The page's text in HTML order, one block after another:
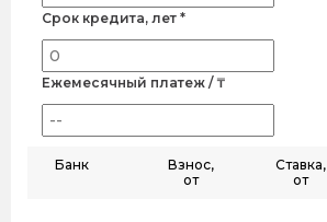
Срок кредита, лет *
Ежемесячный платеж / ₸
Банк
Взнос,
от
Ставка,
от